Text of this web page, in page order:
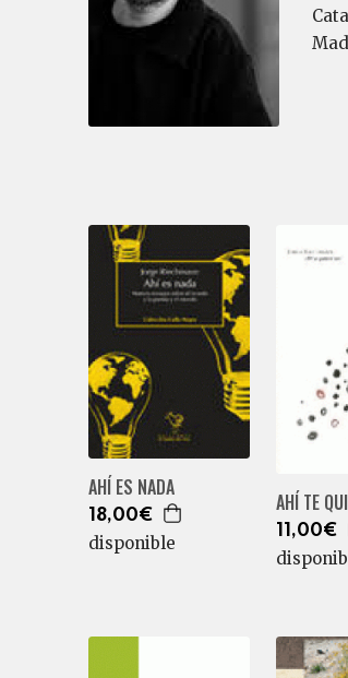
AHÍ ES NADA
18,00€
disponible
AHÍ TE
11,00€